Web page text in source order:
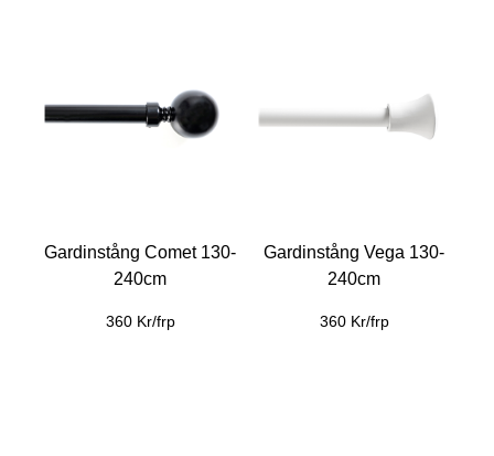
Gardinstång Comet 130-
240cm
360 Kr/frp
Gardinstång Vega 130-
240cm
360 Kr/frp